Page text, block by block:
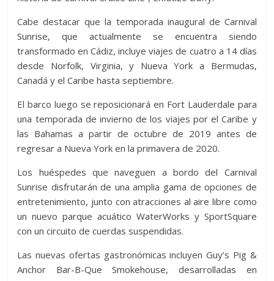
Cabe destacar que la temporada inaugural de Carnival
Sunrise, que actualmente se encuentra siendo
transformado en Cádiz, incluye viajes de cuatro a 14 días
desde Norfolk, Virginia, y Nueva York a Bermudas,
Canadá y el Caribe hasta septiembre.
El barco luego se reposicionará en Fort Lauderdale para
una temporada de invierno de los viajes por el Caribe y
las Bahamas a partir de octubre de 2019 antes de
regresar a Nueva York en la primavera de 2020.
Los huéspedes que naveguen a bordo del Carnival
Sunrise disfrutarán de una amplia gama de opciones de
entretenimiento, junto con atracciones al aire libre como
un nuevo parque acuático WaterWorks y SportSquare
con un circuito de cuerdas suspendidas.
Las nuevas ofertas gastronómicas incluyen Guy’s Pig &
Anchor Bar-B-Que Smokehouse, desarrolladas en